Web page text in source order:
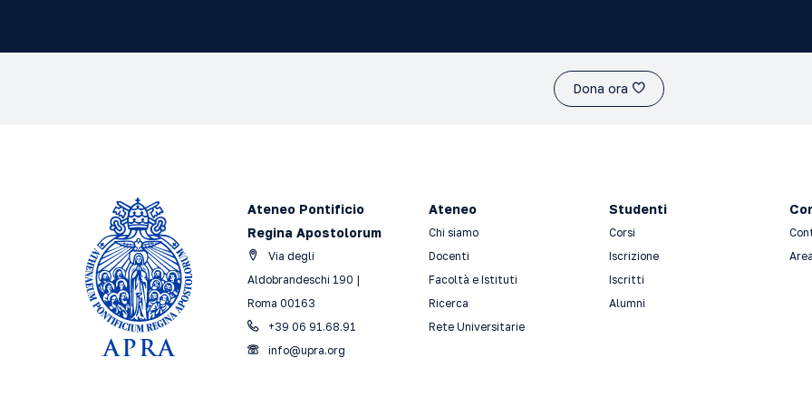
Dona ora
Ateneo Pontificio
Regina Apostolorum
Via degli
Aldobrandeschi 190 |
Roma 00163
+39 06 91.68.91
info@upra.org
Ateneo
Chi siamo
Docenti
Facoltà e Istituti
Ricerca
Rete Universitarie
Studenti
Corsi
Iscrizione
Iscritti
Alumni